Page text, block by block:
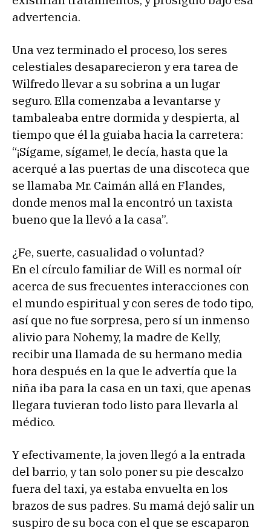
advertencia.
Una vez terminado el proceso, los seres
celestiales desaparecieron y era tarea de
Wilfredo llevar a su sobrina a un lugar
seguro. Ella comenzaba a levantarse y
tambaleaba entre dormida y despierta, al
tiempo que él la guiaba hacia la carretera:
“¡Sígame, sígame!, le decía, hasta que la
acerqué a las puertas de una discoteca que
se llamaba Mr. Caimán allá en Flandes,
donde menos mal la encontró un taxista
bueno que la llevó a la casa”.
¿Fe, suerte, casualidad o voluntad?
En el círculo familiar de Will es normal oír
acerca de sus frecuentes interacciones con
el mundo espiritual y con seres de todo tipo,
así que no fue sorpresa, pero sí un inmenso
alivio para Nohemy, la madre de Kelly,
recibir una llamada de su hermano media
hora después en la que le advertía que la
niña iba para la casa en un taxi, que apenas
llegara tuvieran todo listo para llevarla al
médico.
Y efectivamente, la joven llegó a la entrada
del barrio, y tan solo poner su pie descalzo
fuera del taxi, ya estaba envuelta en los
brazos de sus padres. Su mamá dejó salir un
suspiro de su boca con el que se escaparon